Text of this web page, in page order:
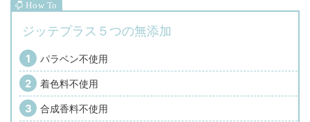
ジッテプラス５つの無添加
パラベン不使用
着色料不使用
合成香料不使用